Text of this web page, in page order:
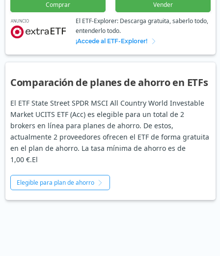
Comprar Vender
ANUNCIO
El ETF-Explorer: Descarga gratuita, saberlo todo,
entenderlo todo.
¡Accede al ETF-Explorer!
Comparación de planes de ahorro en ETFs
El ETF State Street SPDR MSCI All Country World Investable
Market UCITS ETF (Acc) es elegible para un total de 2
brokers en línea para planes de ahorro. De estos,
actualmente 2 proveedores ofrecen el ETF de forma gratuita
en el plan de ahorro. La tasa mínima de ahorro es de
1,00 €.El
Elegible para plan de ahorro